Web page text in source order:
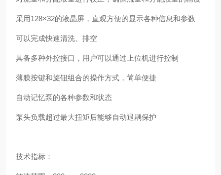
采用128×32的液晶屏，直观方便的显示各种信息和参数
可以完成快速清洗、排空
具备多种外控接口，用户可以通过上位机进行控制
薄膜按键和旋钮组合的操作方式，简单便捷
自动记忆泵的各种参数和状态
泵头负载超过最大扭矩后能够自动退耦保护
技术指标：